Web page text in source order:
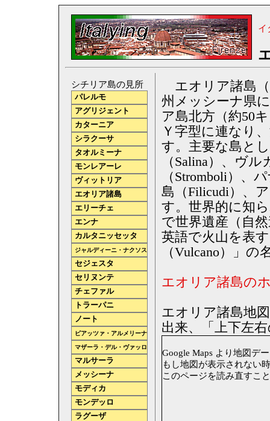
イ
エオリア諸島（
州メッシーナ県
ア島北方（約50
Ｙ字型に連なり
す。主要な島と
（Salina）、ヴ
（Stromboli）、
島（Filicudi）、
す。世界的に知
で世界遺産（自
英語で火山を表
（Vulcano）」
エオリア諸島の
エオリア諸島地
出来、「上下左
Google Maps より地図デ
もし地図が表示されない
このページを読み直すこ
シチリア島の見所
パレルモ
アグリジェント
カターニア
シラクーサ
タオルミーナ
モンレアーレ
ヴィットリア
エオリア諸島
エリーチェ
エンナ
カルタニッセッタ
ジャルディーニ・ナクソス
セジェスタ
セリヌンテ
チェファル
トラーパニ
ノート
ピアッツァ・アルメリーナ
マザーラ・デル・ヴァッロ
マルサーラ
メッシーナ
モディカ
モンデッロ
ラグーザ